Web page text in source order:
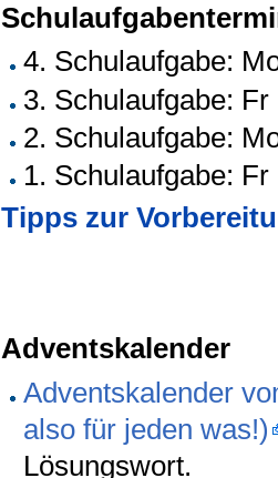
4. Schulaufgabe:
3. Schulaufgabe: Fr
2. Schulaufgabe:
1. Schulaufgabe:
Tipps zur
Adventskalender
Adventskalender
also für jeden was!)
Lösungswort.